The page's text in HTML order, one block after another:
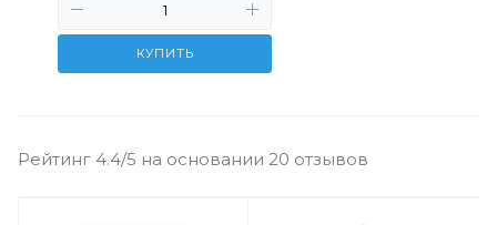
КУПИТЬ
Рейтинг 4.4/5 на основании 20 отзывов